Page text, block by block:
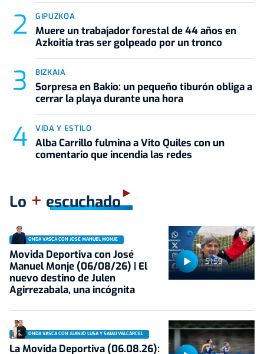
GIPUZKOA
Muere un trabajador forestal de 44 años en
Azkoitia tras ser golpeado por un tronco
BIZKAIA
Sorpresa en Bakio: un pequeño tiburón obliga a
cerrar la playa durante una hora
VIDA Y ESTILO
Alba Carrillo fulmina a Vito Quiles con un
comentario que incendia las redes
Lo + escuchado
51:59
ONDA VASCA CON JOSÉ MANUEL MONJE
Movida Deportiva con José
Manuel Monje (06/08/26) | El
nuevo destino de Julen
Agirrezabala, una incógnita
ONDA VASCA CON JUANJO LUSA Y SAMU VALCÁRCEL
La Movida Deportiva (06.08.26):